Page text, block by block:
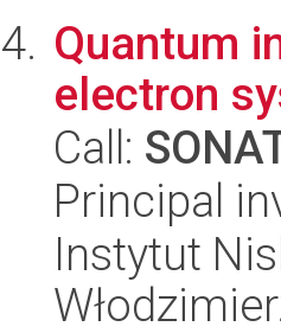
Quantum
electron
Call:
Principal
Instytut